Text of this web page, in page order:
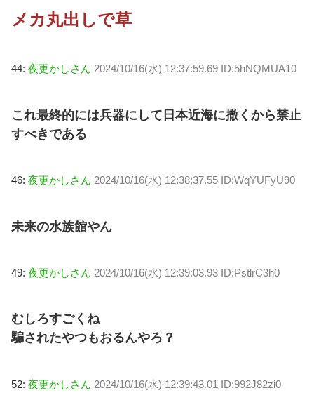
メカ丸出しで草
44: 夜更かしさん 2024/10/16(水) 12:37:59.69 ID:5hNQMUA10
これ最終的には兵器にして日本近海に撒くから禁止
すべきである
46: 夜更かしさん 2024/10/16(水) 12:38:37.55 ID:WqYUFyU90
未来の水族館やん
49: 夜更かしさん 2024/10/16(水) 12:39:03.93 ID:PstlrC3h0
むしろすごくね
騙されたやつもおるんやろ？
52: 夜更かしさん 2024/10/16(水) 12:39:43.01 ID:992J82zi0